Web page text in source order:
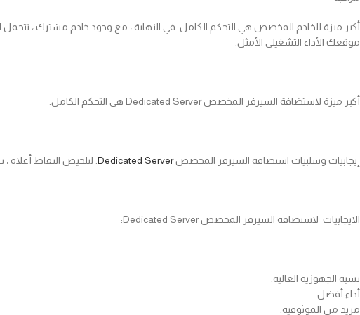
أكبر ميزة للخادم المخصص هي التحكم الكامل. في النهاية ، مع وجود خادم مشترك ، تتحمل
موقعك الأداء التشغيلي الأمثل.
أكبر ميزة لاستضافة السيرفر المخصص Dedicated Server هي التحكم الكامل.
إيجابيات وسلبيات استضافة السيرفر المخصصDedicated Server. لتلخيص النقاط أعلاه
الايجابيات لاستضافة السيرفر المخصص Dedicated Server:
نسبة الجهوزية العالية.
أداء أفضل.
مزيد من الموثوقية.